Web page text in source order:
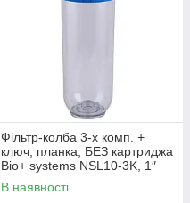
Фільтр-колба 3-х комп. +
ключ, планка, БЕЗ картриджа
Bio+ systems NSL10-3K, 1″
В наявності